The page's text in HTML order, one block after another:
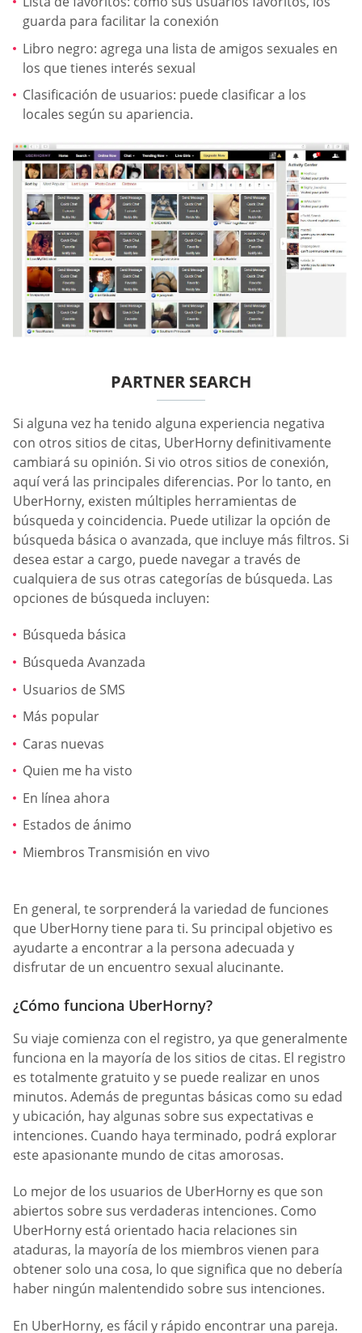
guarda para facilitar la conexión
Libro negro: agrega una lista de amigos sexuales en
los que tienes interés sexual
Clasificación de usuarios: puede clasificar a los
locales según su apariencia.
PARTNER SEARCH
Si alguna vez ha tenido alguna experiencia negativa
con otros sitios de citas, UberHorny definitivamente
cambiará su opinión. Si vio otros sitios de conexión,
aquí verá las principales diferencias. Por lo tanto, en
UberHorny, existen múltiples herramientas de
búsqueda y coincidencia. Puede utilizar la opción de
búsqueda básica o avanzada, que incluye más filtros. Si
desea estar a cargo, puede navegar a través de
cualquiera de sus otras categorías de búsqueda. Las
opciones de búsqueda incluyen:
Búsqueda básica
Búsqueda Avanzada
Usuarios de SMS
Más popular
Caras nuevas
Quien me ha visto
En línea ahora
Estados de ánimo
Miembros Transmisión en vivo
En general, te sorprenderá la variedad de funciones
que UberHorny tiene para ti. Su principal objetivo es
ayudarte a encontrar a la persona adecuada y
disfrutar de un encuentro sexual alucinante.
¿Cómo funciona UberHorny?
Su viaje comienza con el registro, ya que generalmente
funciona en la mayoría de los sitios de citas. El registro
es totalmente gratuito y se puede realizar en unos
minutos. Además de preguntas básicas como su edad
y ubicación, hay algunas sobre sus expectativas e
intenciones. Cuando haya terminado, podrá explorar
este apasionante mundo de citas amorosas.
Lo mejor de los usuarios de UberHorny es que son
abiertos sobre sus verdaderas intenciones. Como
UberHorny está orientado hacia relaciones sin
ataduras, la mayoría de los miembros vienen para
obtener solo una cosa, lo que significa que no debería
haber ningún malentendido sobre sus intenciones.
En UberHorny, es fácil y rápido encontrar una pareja.